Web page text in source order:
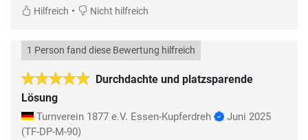
Hilfreich • Nicht hilfreich
Durchdachte und platzsparende
Lösung
1 Person fand diese Bewertung hilfreich
Turnverein 1877 e.V. Essen-Kupferdreh
Juni 2025
(TF-DP-M-90)